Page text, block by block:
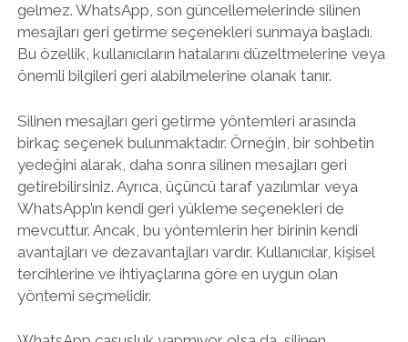
gelmez. WhatsApp, son güncellemelerinde silinen
mesajları geri getirme seçenekleri sunmaya başladı.
Bu özellik, kullanıcıların hatalarını düzeltmelerine veya
önemli bilgileri geri alabilmelerine olanak tanır.
Silinen mesajları geri getirme yöntemleri arasında
birkaç seçenek bulunmaktadır. Örneğin, bir sohbetin
yedeğini alarak, daha sonra silinen mesajları geri
getirebilirsiniz. Ayrıca, üçüncü taraf yazılımlar veya
WhatsApp’ın kendi geri yükleme seçenekleri de
mevcuttur. Ancak, bu yöntemlerin her birinin kendi
avantajları ve dezavantajları vardır. Kullanıcılar, kişisel
tercihlerine ve ihtiyaçlarına göre en uygun olan
yöntemi seçmelidir.